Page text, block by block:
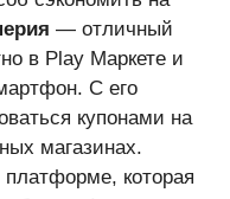
— отличный
в Play Маркете и
С его
купонами на
магазинах.
которая